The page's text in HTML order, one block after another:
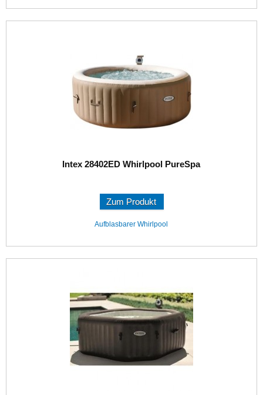
Intex 28402ED Whirlpool PureSpa
Zum Produkt
Aufblasbarer Whirlpool